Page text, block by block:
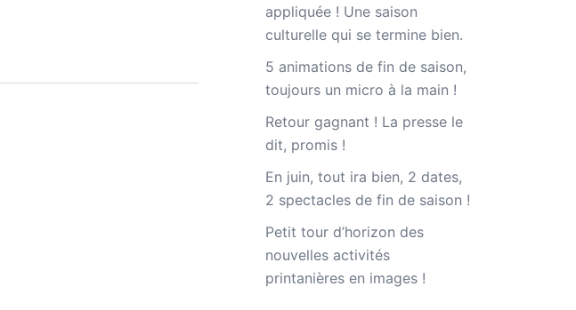
appliquée ! Une saison
culturelle qui se termine bien.
5 animations de fin de saison,
toujours un micro à la main !
Retour gagnant ! La presse le
dit, promis !
En juin, tout ira bien, 2 dates,
2 spectacles de fin de saison !
Petit tour d’horizon des
nouvelles activités
printanières en images !